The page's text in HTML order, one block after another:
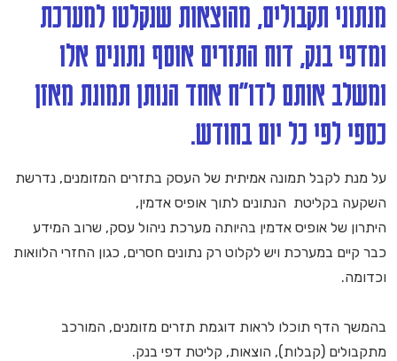
מנתוני תקבולים, מהוצאות שנקלטו למערכת
ומדפי בנק, דוח התזרים אוסף נתונים אלו
ומשלב אותם לדו"ח אחד הנותן תמונת מאזן
כספי לפי כל יום בחודש.
על מנת לקבל תמונה אמיתית של העסק בתזרים המזומנים, נדרשת
השקעה בקליטת הנתונים לתוך אופיס אדמין,
היתרון של אופיס אדמין בהיותה מערכת ניהול עסק, שרוב המידע
כבר קיים במערכת ויש לקלוט רק נתונים חסרים, כגון החזרי הלוואות
וכדומה.
בהמשך הדף תוכלו לראות דוגמת תזרים מזומנים, המורכב
מתקבולים (קבלות), הוצאות, קליטת דפי בנק.